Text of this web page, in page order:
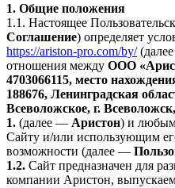
1. Общие положения
1.1. Настоящее
Соглашение) определяет
https://ariston-pro.com/by/
отношения между ООО
4703066115, место
188676, Ленинградская
Всеволожское, г.
1. (далее — Аристон) и
Сайту и/или использующим
возможности (далее —
1.2. Сайт предназначен для
компании Аристон,